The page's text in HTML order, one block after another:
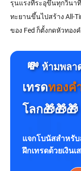
รุนแรงที่ระอุขึ้นทุกวินา
ทะยานขึ้นไปสร้าง All-
ของ Fed ก็ตั้งกดหัวทอง
💸ห้ามพลา
เทรดทองค
โลก🎁🎁🎁
แจกโบนัสสำหรั
ฝึกเทรดด้วยเงิน